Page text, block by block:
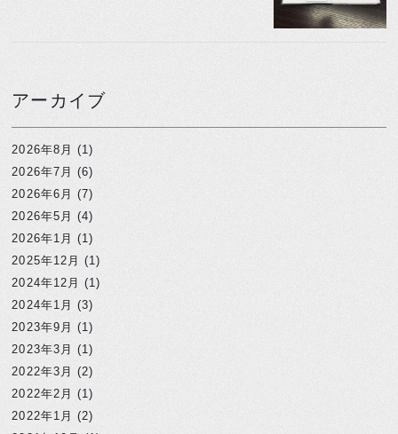
アーカイブ
2026年8月 (1)
2026年7月 (6)
2026年6月 (7)
2026年5月 (4)
2026年1月 (1)
2025年12月 (1)
2024年12月 (1)
2024年1月 (3)
2023年9月 (1)
2023年3月 (1)
2022年3月 (2)
2022年2月 (1)
2022年1月 (2)